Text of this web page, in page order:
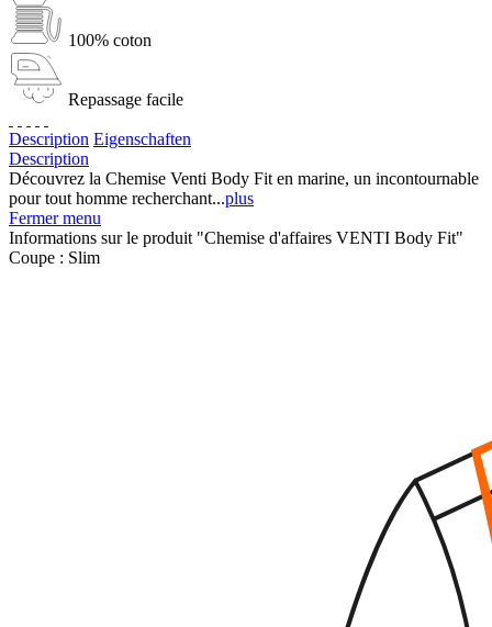
100% coton
Repassage facile
Description Eigenschaften
Description
Découvrez la Chemise Venti Body Fit en marine, un incontournable
pour tout homme recherchant...plus
Fermer menu
Informations sur le produit "Chemise d'affaires VENTI Body Fit"
Coupe : Slim